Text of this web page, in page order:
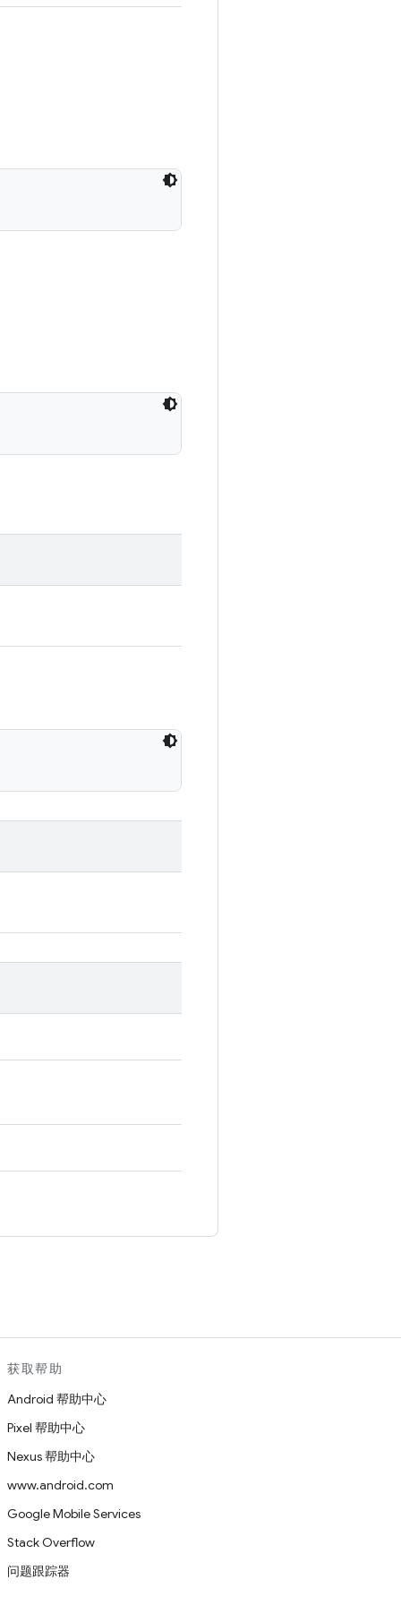
获取帮助
Android 帮助中心
Pixel 帮助中心
Nexus 帮助中心
www.android.com
Google Mobile Services
Stack Overflow
问题跟踪器